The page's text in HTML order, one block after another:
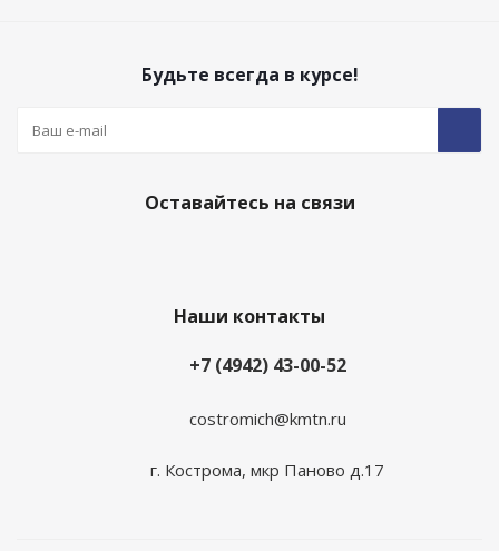
Будьте всегда в курсе!
Оставайтесь на связи
Наши контакты
+7 (4942) 43-00-52
costromich@kmtn.ru
г. Кострома, мкр Паново д.17